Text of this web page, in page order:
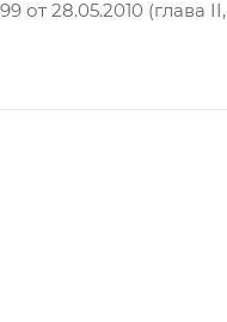
28.05.2010 (глава II,